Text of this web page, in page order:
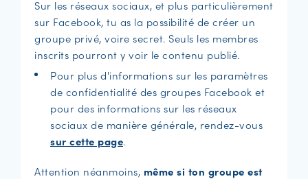
Sur les réseaux sociaux, et plus particulièrement
sur Facebook, tu as la possibilité de créer un
groupe privé, voire secret. Seuls les membres
inscrits pourront y voir le contenu publié.
Pour plus d'informations sur les paramètres
de confidentialité des groupes Facebook et
pour des informations sur les réseaux
sociaux de manière générale, rendez-vous
sur cette page.
Attention néanmoins, même si ton groupe est